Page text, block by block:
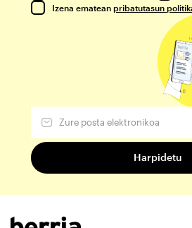
Izena ematean pribatutasun